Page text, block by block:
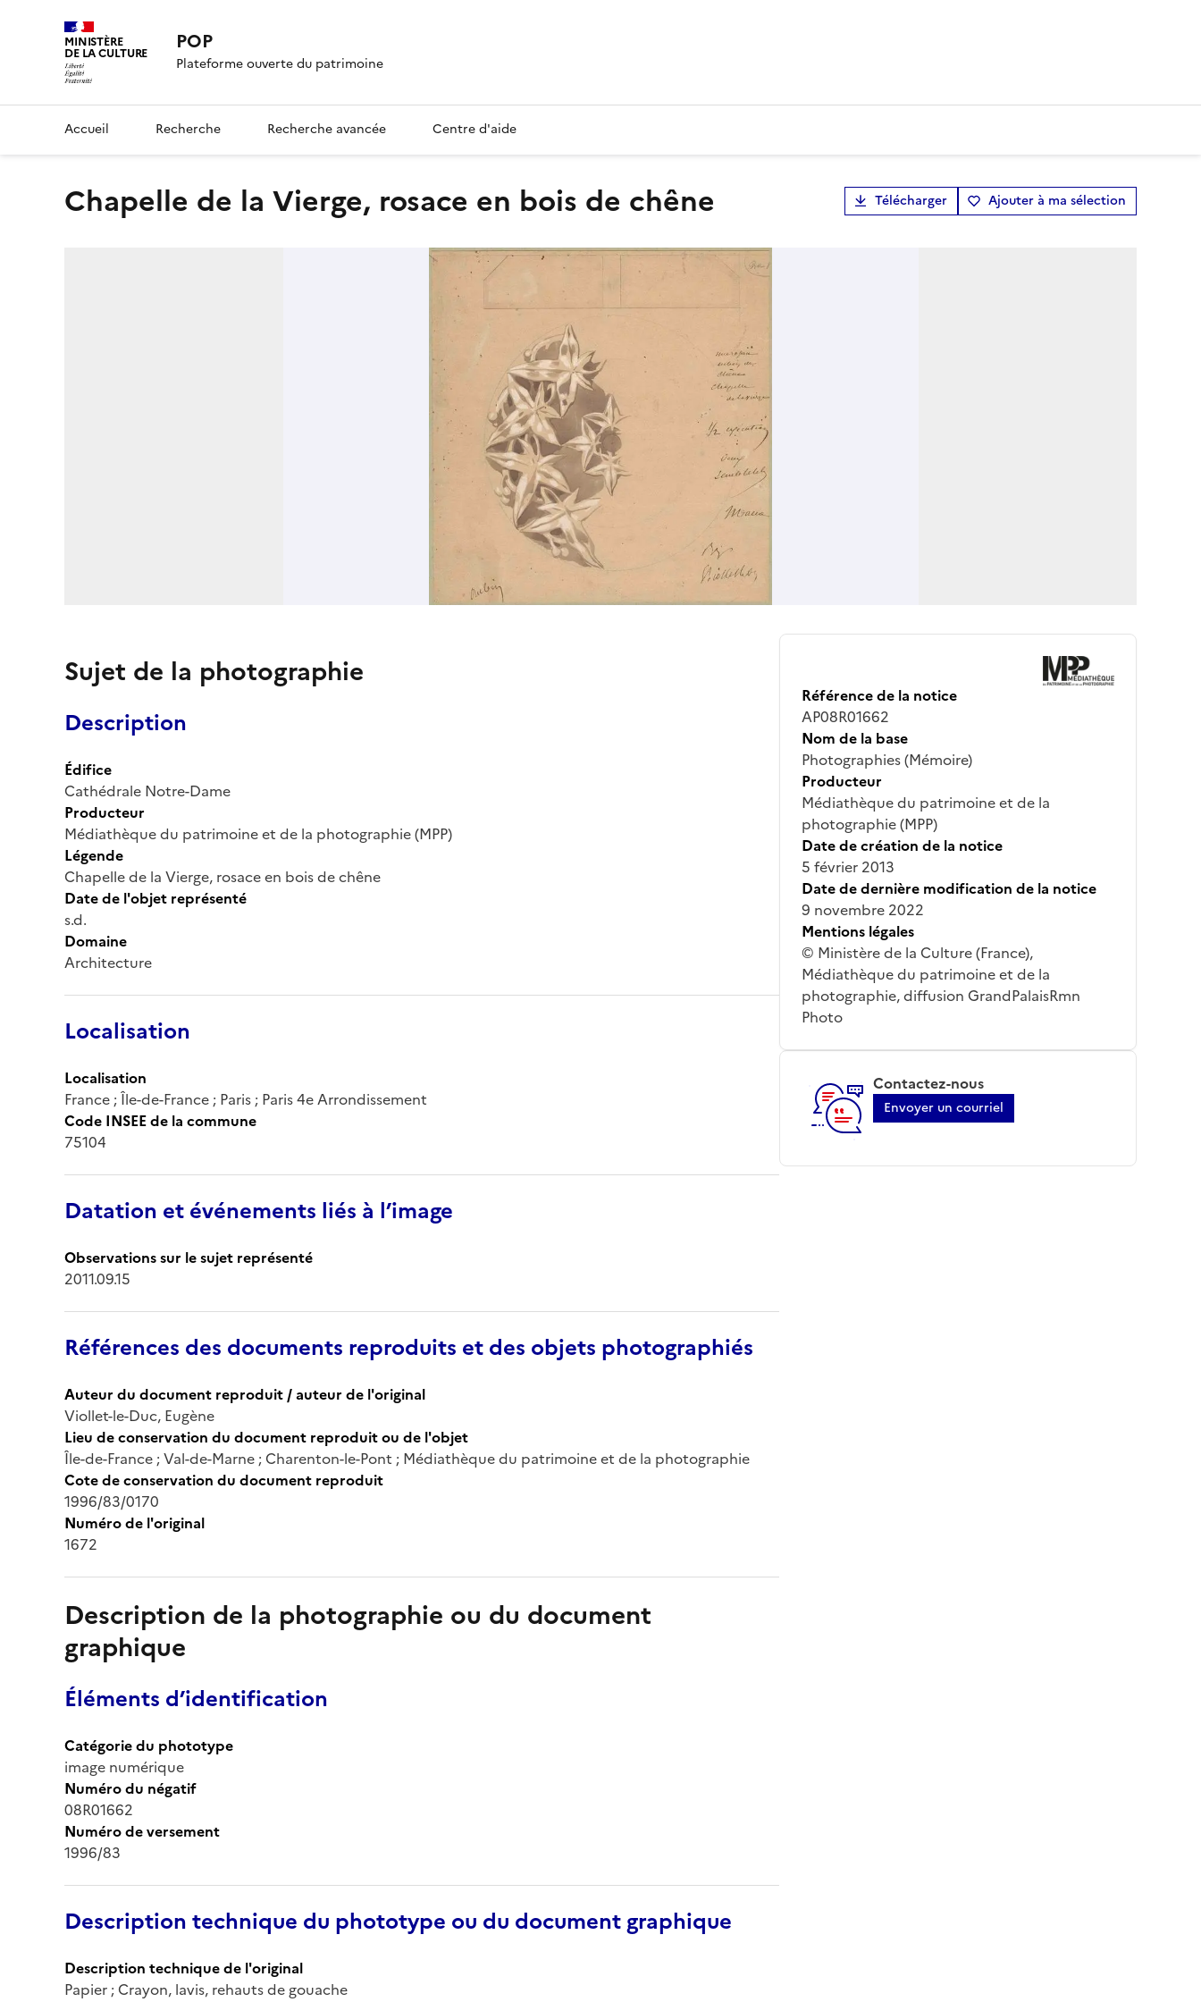
MINISTÈRE
DE LA CULTURE POP
Plateforme ouverte du patrimoine
Accueil Recherche Recherche avancée Centre d'aide
Chapelle de la Vierge, rosace en bois de chêne Télécharger Ajouter à ma sélection
Sujet de la photographie
Description
Édifice
Cathédrale Notre-Dame
Producteur
Médiathèque du patrimoine et de la photographie (MPP)
Légende
Chapelle de la Vierge, rosace en bois de chêne
Date de l'objet représenté
s.d.
Domaine
Architecture
Localisation
Localisation
France ; Île-de-France ; Paris ; Paris 4e Arrondissement
Code INSEE de la commune
75104
Datation et événements liés à l’image
Observations sur le sujet représenté
2011.09.15
Références des documents reproduits et des objets photographiés
Auteur du document reproduit / auteur de l'original
Viollet-le-Duc, Eugène
Lieu de conservation du document reproduit ou de l'objet
Île-de-France ; Val-de-Marne ; Charenton-le-Pont ; Médiathèque du patrimoine et de la photographie
Cote de conservation du document reproduit
1996/83/0170
Numéro de l'original
1672
Description de la photographie ou du document
graphique
Éléments d’identification
Catégorie du phototype
image numérique
Numéro du négatif
08R01662
Numéro de versement
1996/83
Description technique du phototype ou du document graphique
Description technique de l'original
Papier ; Crayon, lavis, rehauts de gouache
Référence de la notice
AP08R01662
Nom de la base
Photographies (Mémoire)
Producteur
Médiathèque du patrimoine et de la
photographie (MPP)
Date de création de la notice
5 février 2013
Date de dernière modification de la notice
9 novembre 2022
Mentions légales
© Ministère de la Culture (France),
Médiathèque du patrimoine et de la
photographie, diffusion GrandPalaisRmn
Photo
Contactez-nous
Envoyer un courriel